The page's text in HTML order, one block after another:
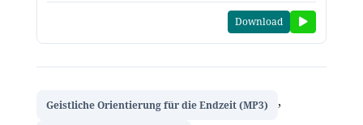
Download
Geistliche Orientierung für die Endzeit (MP3) ,